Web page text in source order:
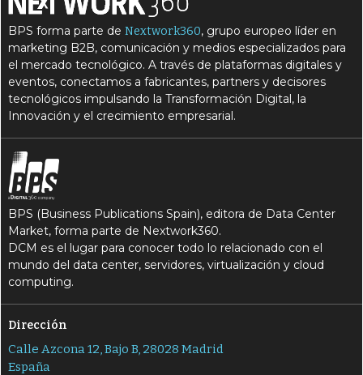
BPS forma parte deNextwork360, grupo europeo líder en
marketing B2B, comunicación y medios especializados para
el mercado tecnológico. A través de plataformas digitales y
eventos, conectamos a fabricantes, partners y decisores
tecnológicos impulsando la Transformación Digital, la
Innovación y el crecimiento empresarial.
BPS (Business Publications Spain), editora de Data Center
Market, forma parte de Nextwork360.
DCM es el lugar para conocer todo lo relacionado con el
mundo del data center, servidores, virtualización y cloud
computing.
Dirección
Calle Azcona 12, Bajo B, 28028 Madrid
España